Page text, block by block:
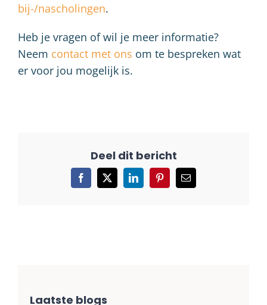
bij-/nascholingen.
Heb je vragen of wil je meer informatie?
Neem contact met ons om te bespreken wat
er voor jou mogelijk is.
Facebook
X LinkedInPinterest
E-
Laatste blogs